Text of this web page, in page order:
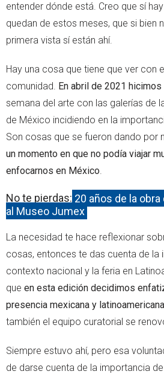
entender dónde está. Creo que sí
quedan de estos meses, que si bien
primera vista sí están ahí.
Hay una cosa que tiene que ver con
comunidad. En abril de 2021
semana del arte con las galerías de
de México incidiendo en la
Son cosas que se fueron dando por
un momento en que no podía viajar
enfocarnos en México.
No te pierdas: 20 años de la
al Museo Jumex
La necesidad te hace reflexionar
cosas, entonces te das cuenta de la
contexto nacional y la feria en
que en esta edición decidimos
presencia mexicana y latinoamericana
también el equipo curatorial se
Siempre estuvo ahí, pero esa
de darse cuenta de la importancia